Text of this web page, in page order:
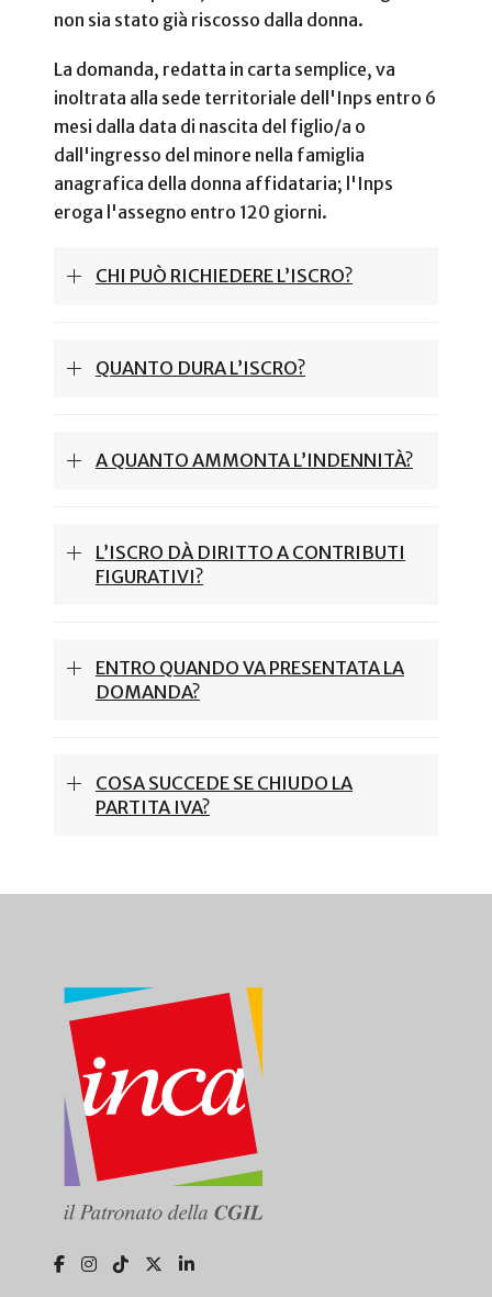
non sia stato già riscosso dalla donna.
La domanda, redatta in carta semplice, va
inoltrata alla sede territoriale dell'Inps entro 6
mesi dalla data di nascita del figlio/a o
dall'ingresso del minore nella famiglia
anagrafica della donna affidataria; l'Inps
eroga l'assegno entro 120 giorni.
CHI PUÒ RICHIEDERE L’ISCRO?
QUANTO DURA L’ISCRO?
A QUANTO AMMONTA L’INDENNITÀ?
L’ISCRO DÀ DIRITTO A CONTRIBUTI
FIGURATIVI?
ENTRO QUANDO VA PRESENTATA LA
DOMANDA?
COSA SUCCEDE SE CHIUDO LA
PARTITA IVA?